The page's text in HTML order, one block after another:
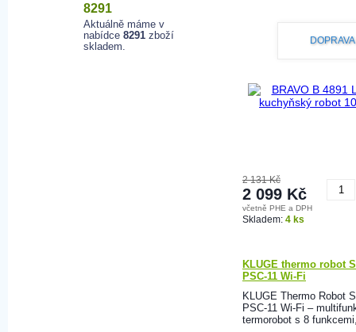
8291
Aktuálně máme v
nabídce 8291 zboží
skladem.
2 131 Kč
2 099 Kč
včetně PHE a DPH
Skladem: 4 ks
KLUGE thermo robot
PSC-11 Wi-Fi
KLUGE Thermo Robot
PSC-11 Wi-Fi –
termorobot s 8